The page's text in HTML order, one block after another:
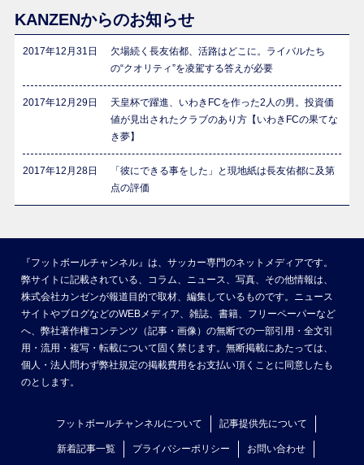
KANZENからのお知らせ
2017年12月31日
欠場続く長友佑都、活路はどこに。ライバルたち
の“クオリティ”を凌駕する答えが必要
2017年12月29日
天皇杯で躍進、いわきFCを作った2人の男。投資価
値が見出されたクラブのあり方【いわきFCの果てな
き夢】
2017年12月28日
「彼にできる事をした」と現地紙は長友佑都に及第
点の評価
『フットボールチャンネル』は、サッカー専門のネットメディアです。
弊サイトに記載されている、コラム、ニュース、写真、その他情報は、
株式会社カンゼンが報道目的で取材、編集しているものです。ニュース
サイトやブログなどのWEBメディア、雑誌、書籍、フリーペーパーなど
へ、弊社著作権コンテンツ（記事・画像）の無断での一部引用・全文引
用・流用・複写・転載について固く禁じます。無断掲載にあたっては、
個人・法人問わず弊社規定の掲載費用をお支払い頂くことに同意したも
のとします。
フットボールチャンネルについて 記事提供先について
新着記事一覧 プライバシーポリシー お問い合わせ